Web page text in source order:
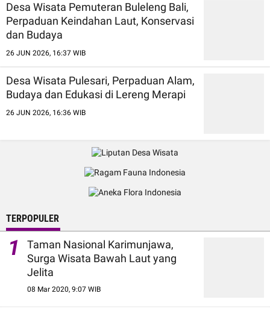
Desa Wisata Pemuteran Buleleng Bali,
Perpaduan Keindahan Laut, Konservasi
dan Budaya
26 JUN 2026, 16:37 WIB
Desa Wisata Pulesari, Perpaduan Alam,
Budaya dan Edukasi di Lereng Merapi
26 JUN 2026, 16:36 WIB
TERPOPULER
1
Taman Nasional Karimunjawa,
Surga Wisata Bawah Laut yang
Jelita
08 Mar 2020, 9:07 WIB